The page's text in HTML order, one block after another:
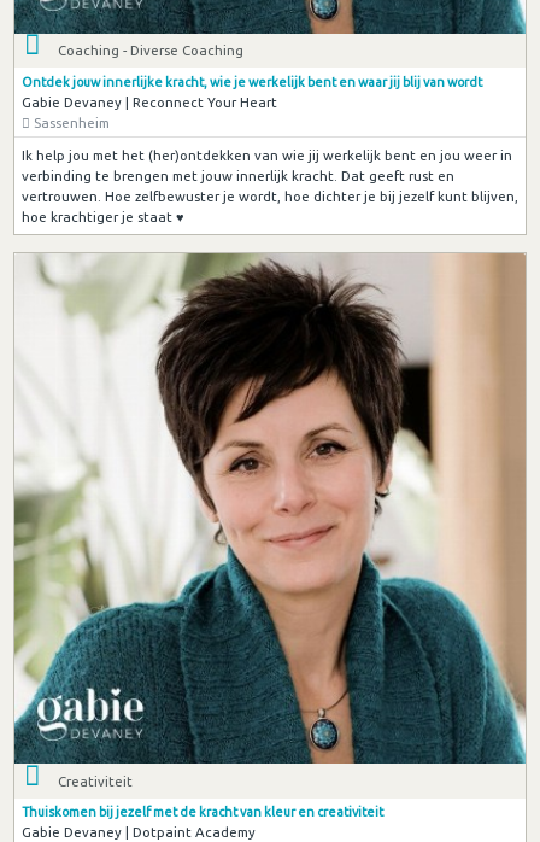
Coaching - Diverse Coaching
Ontdek jouw innerlijke kracht, wie je werkelijk bent en waar jij blij van wordt
Gabie Devaney | Reconnect Your Heart
Sassenheim
Ik help jou met het (her)ontdekken van wie jij werkelijk bent en jou weer in
verbinding te brengen met jouw innerlijk kracht. Dat geeft rust en
vertrouwen. Hoe zelfbewuster je wordt, hoe dichter je bij jezelf kunt blijven,
hoe krachtiger je staat ♥︎
Creativiteit
Thuiskomen bij jezelf met de kracht van kleur en creativiteit
Gabie Devaney | Dotpaint Academy